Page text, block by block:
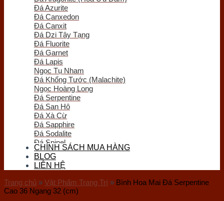
Quà Tặng Trang Trí
Tranh Gỗ
Tiểu Cảnh Gỗ
Bình Hoa Gỗ
Khay Trà Gỗ
Đồng Hồ Gỗ
Đĩa Gỗ Trang Trí
Nội Thất Gỗ
Phôi - Lũa Gỗ
Đồng Phong Thủy
Đá Azurite
Đá Canxedon
Đá Canxit
Đá Dzi Tây Tạng
Đá Fluorite
Đá Garnet
Đá Lapis
Ngọc Tụ Nham
Đá Khổng Tước (Malachite)
Ngọc Hoàng Long
Đá Serpentine
Đá San Hô
Đá Xà Cừ
Đá Sapphire
Đá Sodalite
Đá Spinel
Đá Thọ Sơn
Đá Tourmaline
Đá Vàng Găm (Pyrite)
Đá Nham Thạch
Gỗ Hóa Thạch
Ốc Hóa Thạch
CHÍNH SÁCH MUA HÀNG
BLOG
LIÊN HỆ
Trang chủ » Vật Phẩm Trang Trí » Bình Hoa Mai Đá Serpentine
Cao 36 Ngang 32 (cm)